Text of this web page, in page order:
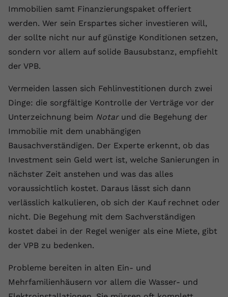
Immobilien samt Finanzierungspaket offeriert
werden. Wer sein Erspartes sicher investieren will,
der sollte nicht nur auf günstige Konditionen setzen,
sondern vor allem auf solide Bausubstanz, empfiehlt
der VPB.
Vermeiden lassen sich Fehlinvestitionen durch zwei
Dinge: die sorgfältige Kontrolle der Verträge vor der
Unterzeichnung beim Notarund die Begehung der
Immobilie mit dem unabhängigen
Bausachverständigen. Der Experte erkennt, ob das
Investment sein Geld wert ist, welche Sanierungen in
nächster Zeit anstehen und was das alles
voraussichtlich kostet. Daraus lässt sich dann
verlässlich kalkulieren, ob sich der Kauf rechnet oder
nicht. Die Begehung mit dem Sachverständigen
kostet dabei in der Regel weniger als eine Miete, gibt
der VPB zu bedenken.
Probleme bereiten in alten Ein- und
Mehrfamilienhäusern vor allem die Wasser- und
Laufzeit Session
Zweck
Dieses Cookie wird verwendet, um die
Speicherung von
Benutzereinstellungen zu ermöglichen.
Zweck
indem es eine eindeutige ID zum
Einbetten von Videos auf der Website
setzt.
Laufzeit 2 Jahre
Zweck
eingebettete YouTube-Videos und
registriert anonyme statistische Daten.
Anbieter Youtube.com
Session
Zweck
YouTube setzt diesen Cookie, um die
speichern, der eingebettete YouTube-
Videos verwendet.